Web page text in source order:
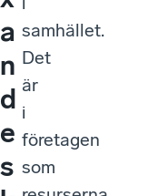
a
n
d
e
s
samhället.
Det
är
i
företagen
som